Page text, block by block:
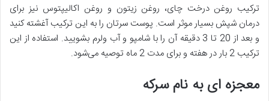
ترکیب روغن درخت چای، روغن زیتون و روغن اکالیپتوس نیز برای
درمان شپش بسیار موثر است. پوست سرتان را به این ترکیب آغشته کنید
و بعد از 20 تا 3 دقیقه آن را با شامپو و آب ولرم بشویید. استفاده از این
ترکیب 2 بار در هفته و برای مدت 2 ماه توصیه می‌شود.
معجزه ای به نام سرکه